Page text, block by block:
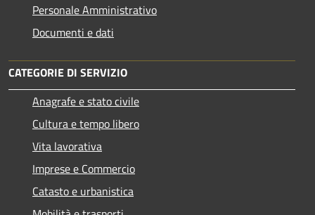
Personale Amministrativo
Documenti e dati
CATEGORIE DI SERVIZIO
Anagrafe e stato civile
Cultura e tempo libero
Vita lavorativa
Imprese e Commercio
Catasto e urbanistica